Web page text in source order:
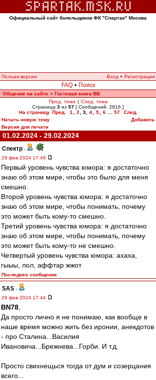
Официальный сайт болельщиков ФК "Спартак" Москва
Полная версия Вход • Регистрация
FAQ • Поиск
Общение на сайте » Гостевая книга ВВ
Пред. тема | След. тема
Страница 3 из 57 [ Сообщений: 2816 ]
На страницу Пред. 1 2 3, 4 5 6 57
След.
Начать новую тему
Добавить
Версия для печати
01.02.2024 - 29.02.2024
Спектр -
29 фев 2024 17:48
Первый уровень чувства юмора: я достаточно
знаю об этом мире, чтобы это было для меня
смешно.
Второй уровень чувства юмора: я достаточно
знаю об этом мире, чтобы понимать, почему
это может быть кому-то смешно.
Третий уровень чувства юмора: я достаточно
знаю об этом мире, чтобы понимать, почему
это может быть кому-то не смешно.
Четвертый уровень чувства юмора: ахаха,
гыыы, лол, аффтар жжот
Последнее сообщение
SAS -
29 фев 2024 17:44
BN78
Да просто лично я не понимаю, как вообще в
наше время можно жить без иронии, анекдотов
- про Сталина...Василия
Ивановича...Брежнева...Горби. И т.д.
Просто свихнещься тогда от дум и созерцания
всего...